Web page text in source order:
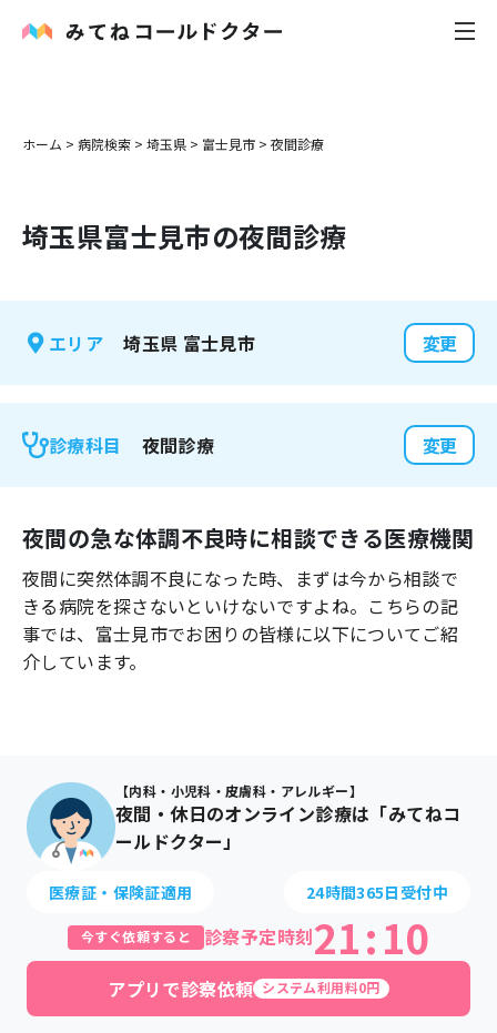
内科
花粉症
感染症
よくあるご質問
ホーム > 病院検索 > 埼玉県 > 富士見市 > 夜間診療
埼玉県富士見市の夜間診療
エリア 埼玉県 富士見市 変更
診療科目 夜間診療 変更
夜間の急な体調不良時に相談できる医療機関
夜間に突然体調不良になった時、まずは今から相談で
きる病院を探さないといけないですよね。こちらの記
事では、 富士見市でお困りの皆様に以下についてご紹
介しています。
【内科・小児科・皮膚科・アレルギー】
夜間・休日のオンライン診療は「みてねコ
ールドクター」
医療証・保険証適用 24時間365日受付中
今すぐ依頼すると 診察予定時刻21:10
アプリで診察依頼 システム利用料0円